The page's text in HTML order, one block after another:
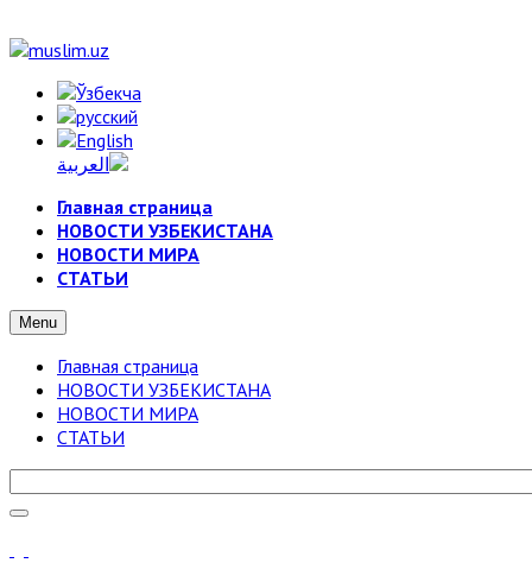
Главная страница
НОВОСТИ УЗБЕКИСТАНА
НОВОСТИ МИРА
СТАТЬИ
Menu
Главная страница
НОВОСТИ УЗБЕКИСТАНА
НОВОСТИ МИРА
СТАТЬИ